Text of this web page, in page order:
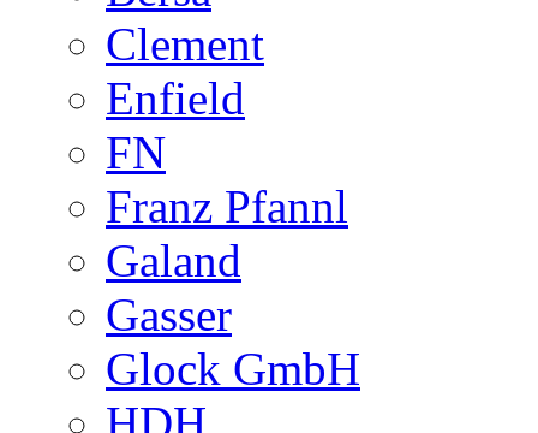
Clement
Enfield
FN
Franz Pfannl
Galand
Gasser
Glock GmbH
HDH